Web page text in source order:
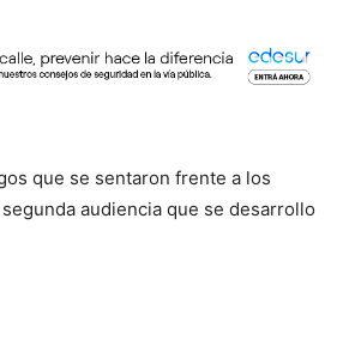
que se sentaron frente a los
audiencia que se desarrollo